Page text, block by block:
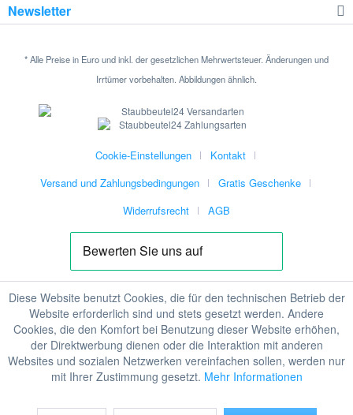
Newsletter
* Alle Preise in Euro und inkl. der gesetzlichen Mehrwertsteuer. Änderungen und
Irrtümer vorbehalten. Abbildungen ähnlich.
Cookie-Einstellungen
Kontakt
Versand und Zahlungsbedingungen
Gratis Geschenke
Widerrufsrecht
AGB
Diese Website benutzt Cookies, die für den technischen Betrieb der
Website erforderlich sind und stets gesetzt werden. Andere
Cookies, die den Komfort bei Benutzung dieser Website erhöhen,
der Direktwerbung dienen oder die Interaktion mit anderen
Websites und sozialen Netzwerken vereinfachen sollen, werden nur
mit Ihrer Zustimmung gesetzt. Mehr Informationen